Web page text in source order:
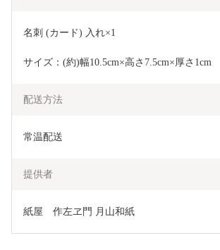
名刺 (カード) 入れ×1
サイズ：(約)幅10.5cm×高さ7.5cm×厚さ1cm
配送方法
常温配送
提供者
紙屋　作左ヱ門 月山和紙